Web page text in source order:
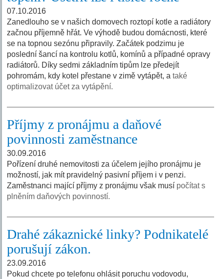
07.10.2016
Zanedlouho se v našich domovech roztopí kotle a radiátory
začnou příjemně hřát. Ve výhodě budou domácnosti, které
se na topnou sezónu připravily. Začátek podzimu je
poslední šancí na kontrolu kotlů, komínů a případné opravy
radiátorů. Díky sedmi základním tipům lze předejít
pohromám, kdy kotel přestane v zimě vytápět, ataké
optimalizovat účet za vytápění.
Příjmy z pronájmu a daňové
povinnosti zaměstnance
30.09.2016
Pořízení druhé nemovitosti za účelem jejího pronájmu je
možností, jak mít pravidelný pasivní příjem i v penzi.
Zaměstnanci mající příjmy z pronájmu však musí počítat s
plněním daňových povinností.
Drahé zákaznické linky? Podnikatelé
porušují zákon.
23.09.2016
Pokud chcete po telefonu ohlásit poruchu vodovodu,